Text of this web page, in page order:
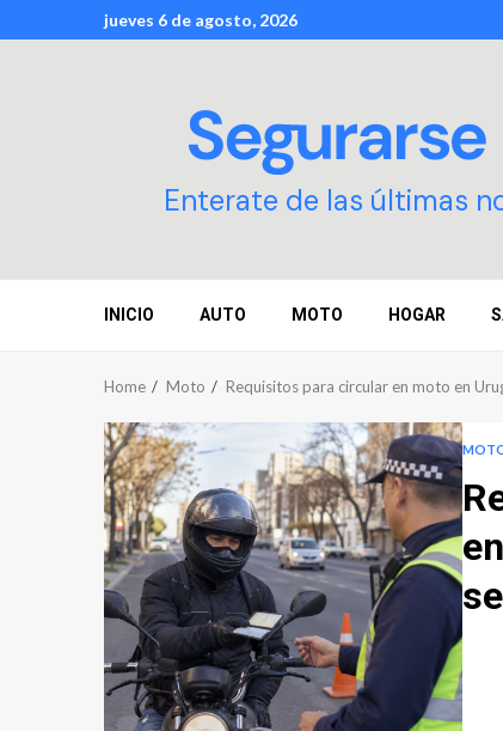
to
jueves 6 de agosto, 2026
Enterate de las últimas
INICIO AUTO MOTO HOGAR
Home Moto Requisitos para circular en moto en